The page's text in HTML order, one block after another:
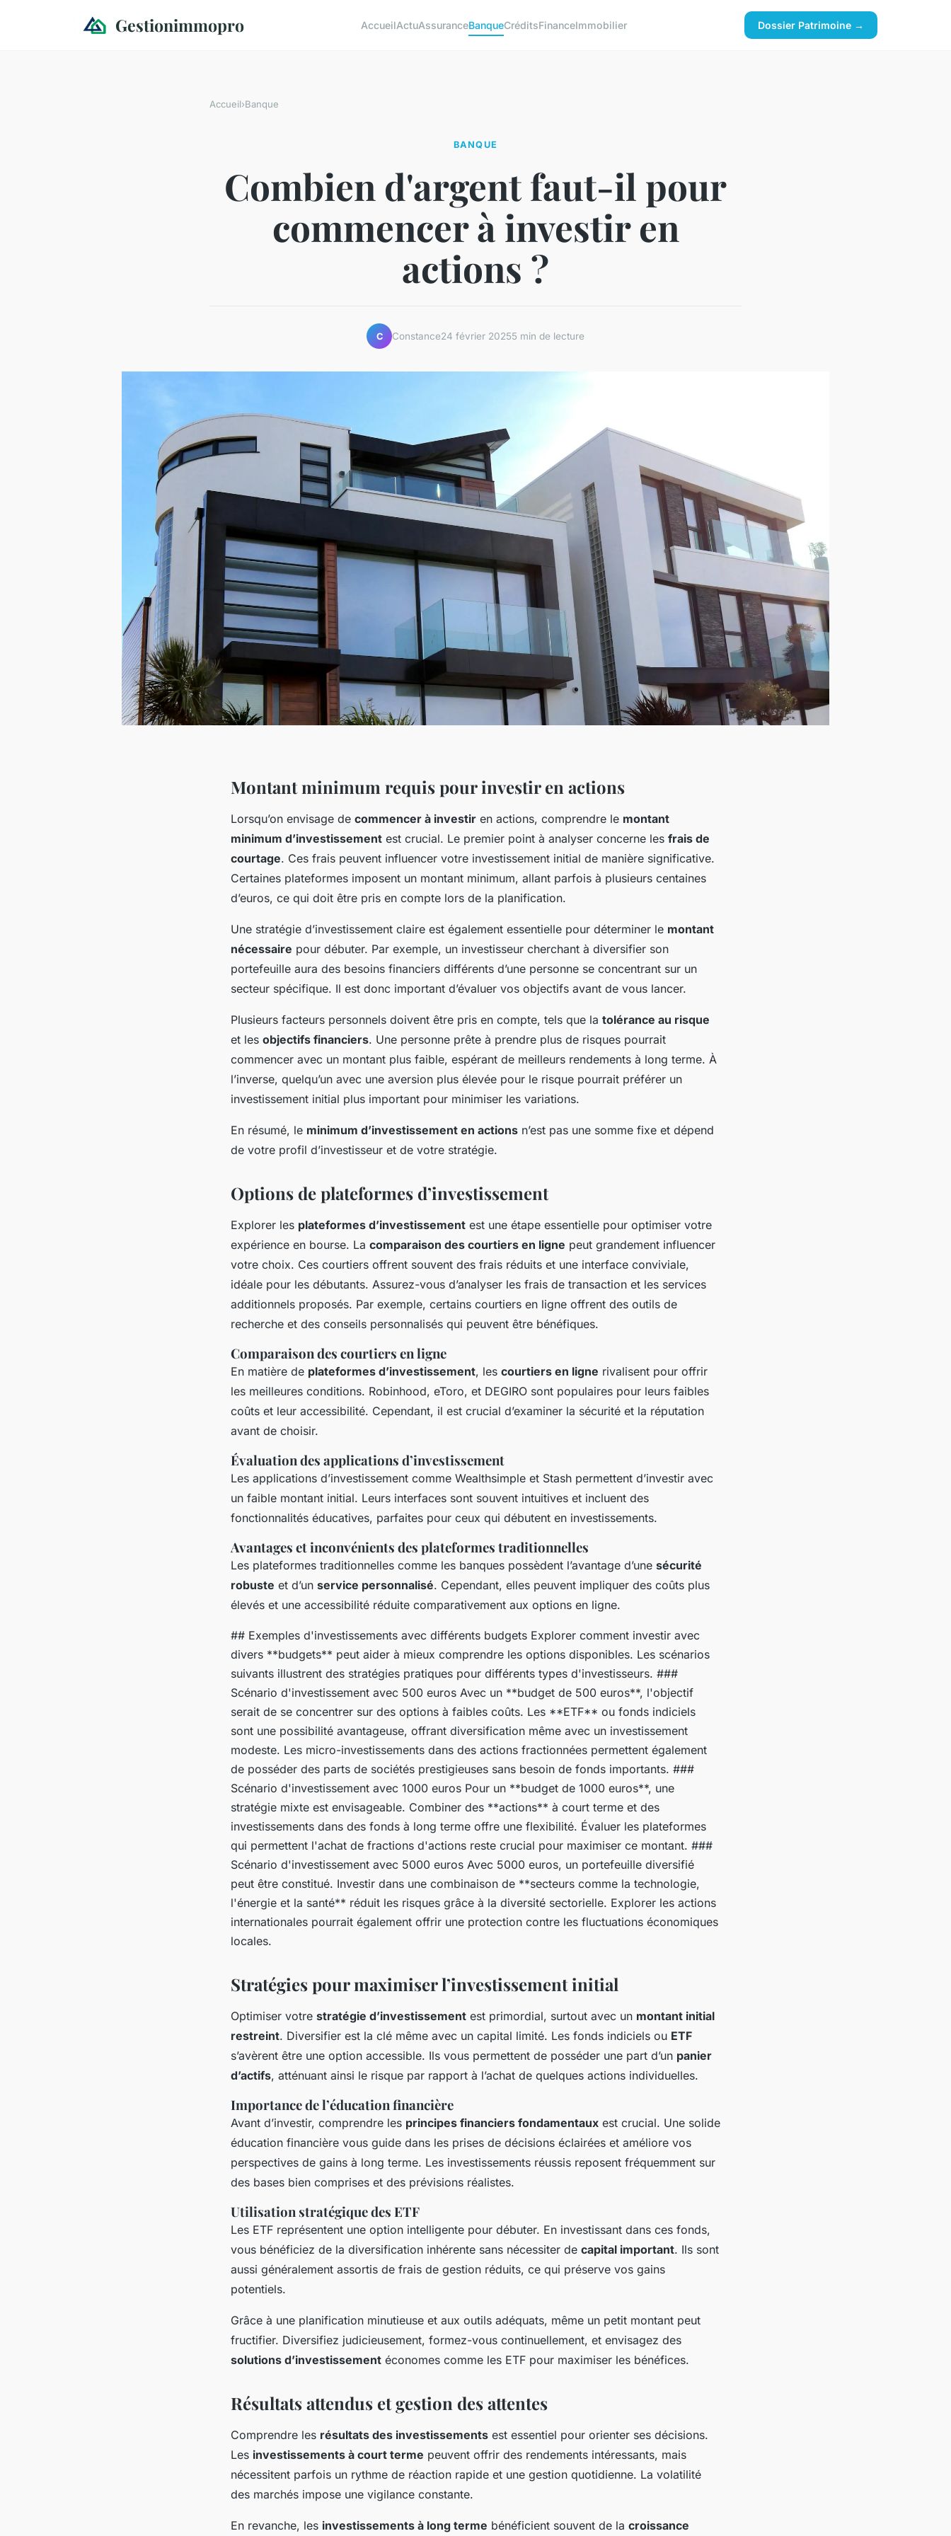
Gestionimmopro AccueilActuAssuranceBanqueCréditsFinanceImmobilier Dossier Patrimoine →
Accueil›Banque
BANQUE
Combien d'argent faut-il pour
commencer à investir en
actions ?
C Constance24 février 20255 min de lecture
Montant minimum requis pour investir en actions
Lorsqu’on envisage de commencer à investir en actions, comprendre le montant
minimum d’investissement est crucial. Le premier point à analyser concerne les frais de
courtage. Ces frais peuvent influencer votre investissement initial de manière significative.
Certaines plateformes imposent un montant minimum, allant parfois à plusieurs centaines
d’euros, ce qui doit être pris en compte lors de la planification.
Une stratégie d’investissement claire est également essentielle pour déterminer le montant
nécessaire pour débuter. Par exemple, un investisseur cherchant à diversifier son
portefeuille aura des besoins financiers différents d’une personne se concentrant sur un
secteur spécifique. Il est donc important d’évaluer vos objectifs avant de vous lancer.
Plusieurs facteurs personnels doivent être pris en compte, tels que la tolérance au risque
et les objectifs financiers. Une personne prête à prendre plus de risques pourrait
commencer avec un montant plus faible, espérant de meilleurs rendements à long terme. À
l’inverse, quelqu’un avec une aversion plus élevée pour le risque pourrait préférer un
investissement initial plus important pour minimiser les variations.
En résumé, le minimum d’investissement en actions n’est pas une somme fixe et dépend
de votre profil d’investisseur et de votre stratégie.
Options de plateformes d’investissement
Explorer les plateformes d’investissement est une étape essentielle pour optimiser votre
expérience en bourse. La comparaison des courtiers en ligne peut grandement influencer
votre choix. Ces courtiers offrent souvent des frais réduits et une interface conviviale,
idéale pour les débutants. Assurez-vous d’analyser les frais de transaction et les services
additionnels proposés. Par exemple, certains courtiers en ligne offrent des outils de
recherche et des conseils personnalisés qui peuvent être bénéfiques.
Comparaison des courtiers en ligne
En matière de plateformes d’investissement, les courtiers en ligne rivalisent pour offrir
les meilleures conditions. Robinhood, eToro, et DEGIRO sont populaires pour leurs faibles
coûts et leur accessibilité. Cependant, il est crucial d’examiner la sécurité et la réputation
avant de choisir.
Évaluation des applications d’investissement
Les applications d’investissement comme Wealthsimple et Stash permettent d’investir avec
un faible montant initial. Leurs interfaces sont souvent intuitives et incluent des
fonctionnalités éducatives, parfaites pour ceux qui débutent en investissements.
Avantages et inconvénients des plateformes traditionnelles
Les plateformes traditionnelles comme les banques possèdent l’avantage d’une sécurité
robuste et d’un service personnalisé. Cependant, elles peuvent impliquer des coûts plus
élevés et une accessibilité réduite comparativement aux options en ligne.
## Exemples d'investissements avec différents budgets Explorer comment investir avec
divers **budgets** peut aider à mieux comprendre les options disponibles. Les scénarios
suivants illustrent des stratégies pratiques pour différents types d'investisseurs. ###
Scénario d'investissement avec 500 euros Avec un **budget de 500 euros**, l'objectif
serait de se concentrer sur des options à faibles coûts. Les **ETF** ou fonds indiciels
sont une possibilité avantageuse, offrant diversification même avec un investissement
modeste. Les micro-investissements dans des actions fractionnées permettent également
de posséder des parts de sociétés prestigieuses sans besoin de fonds importants. ###
Scénario d'investissement avec 1000 euros Pour un **budget de 1000 euros**, une
stratégie mixte est envisageable. Combiner des **actions** à court terme et des
investissements dans des fonds à long terme offre une flexibilité. Évaluer les plateformes
qui permettent l'achat de fractions d'actions reste crucial pour maximiser ce montant. ###
Scénario d'investissement avec 5000 euros Avec 5000 euros, un portefeuille diversifié
peut être constitué. Investir dans une combinaison de **secteurs comme la technologie,
l'énergie et la santé** réduit les risques grâce à la diversité sectorielle. Explorer les actions
internationales pourrait également offrir une protection contre les fluctuations économiques
locales.
Stratégies pour maximiser l’investissement initial
Optimiser votre stratégie d’investissement est primordial, surtout avec un montant initial
restreint. Diversifier est la clé même avec un capital limité. Les fonds indiciels ou ETF
s’avèrent être une option accessible. Ils vous permettent de posséder une part d’un panier
d’actifs, atténuant ainsi le risque par rapport à l’achat de quelques actions individuelles.
Importance de l’éducation financière
Avant d’investir, comprendre les principes financiers fondamentaux est crucial. Une solide
éducation financière vous guide dans les prises de décisions éclairées et améliore vos
perspectives de gains à long terme. Les investissements réussis reposent fréquemment sur
des bases bien comprises et des prévisions réalistes.
Utilisation stratégique des ETF
Les ETF représentent une option intelligente pour débuter. En investissant dans ces fonds,
vous bénéficiez de la diversification inhérente sans nécessiter de capital important. Ils sont
aussi généralement assortis de frais de gestion réduits, ce qui préserve vos gains
potentiels.
Grâce à une planification minutieuse et aux outils adéquats, même un petit montant peut
fructifier. Diversifiez judicieusement, formez-vous continuellement, et envisagez des
solutions d’investissement économes comme les ETF pour maximiser les bénéfices.
Résultats attendus et gestion des attentes
Comprendre les résultats des investissements est essentiel pour orienter ses décisions.
Les investissements à court terme peuvent offrir des rendements intéressants, mais
nécessitent parfois un rythme de réaction rapide et une gestion quotidienne. La volatilité
des marchés impose une vigilance constante.
En revanche, les investissements à long terme bénéficient souvent de la croissance